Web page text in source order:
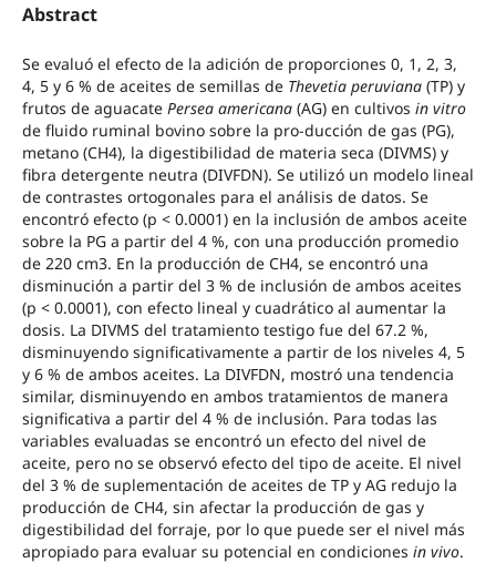
Abstract
Se evaluó el efecto de la adición de proporciones 0, 1, 2, 3,
4, 5 y 6 % de aceites de semillas de Thevetia peruviana(TP) y
frutos de aguacate Persea americana(AG) en cultivos in vitro
de fluido ruminal bovino sobre la pro-ducción de gas (PG),
metano (CH4), la digestibilidad de materia seca (DIVMS) y
fibra detergente neutra (DIVFDN). Se utilizó un modelo lineal
de contrastes ortogonales para el análisis de datos. Se
encontró efecto (p < 0.0001) en la inclusión de ambos aceite
sobre la PG a partir del 4 %, con una producción promedio
de 220 cm3. En la producción de CH4, se encontró una
disminución a partir del 3 % de inclusión de ambos aceites
(p < 0.0001), con efecto lineal y cuadrático al aumentar la
dosis. La DIVMS del tratamiento testigo fue del 67.2 %,
disminuyendo significativamente a partir de los niveles 4, 5
y 6 % de ambos aceites. La DIVFDN, mostró una tendencia
similar, disminuyendo en ambos tratamientos de manera
significativa a partir del 4 % de inclusión. Para todas las
variables evaluadas se encontró un efecto del nivel de
aceite, pero no se observó efecto del tipo de aceite. El nivel
del 3 % de suplementación de aceites de TP y AG redujo la
producción de CH4, sin afectar la producción de gas y
digestibilidad del forraje, por lo que puede ser el nivel más
apropiado para evaluar su potencial en condiciones in vivo.